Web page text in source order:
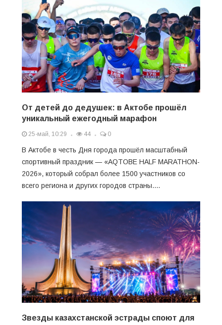
От детей до дедушек: в Актобе прошёл
уникальный ежегодный марафон
25-май, 10:29 44 0
В Актобе в честь Дня города прошёл масштабный
спортивный праздник — «AQTOBE HALF MARATHON-
2026», который собрал более 1500 участников со
всего региона и других городов страны....
Звезды казахстанской эстрады споют для